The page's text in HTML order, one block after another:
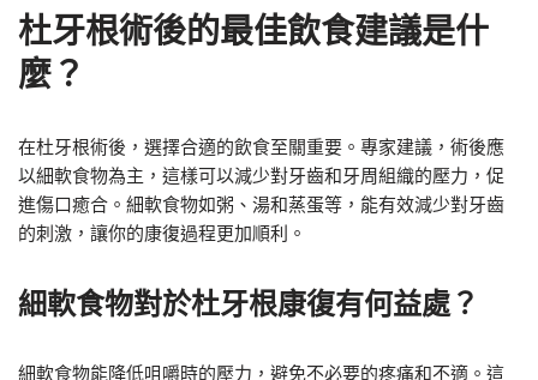
杜牙根術後的最佳飲食建議是什
麼？
在杜牙根術後，選擇合適的飲食至關重要。專家建議，術後應
以細軟食物為主，這樣可以減少對牙齒和牙周組織的壓力，促
進傷口癒合。細軟食物如粥、湯和蒸蛋等，能有效減少對牙齒
的刺激，讓你的康復過程更加順利。
細軟食物對於杜牙根康復有何益處？
細軟食物能降低咀嚼時的壓力，避免不必要的疼痛和不適。這